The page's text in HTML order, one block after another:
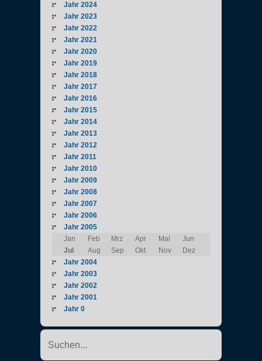
Jahr 2024
Jahr 2023
Jahr 2022
Jahr 2021
Jahr 2020
Jahr 2019
Jahr 2018
Jahr 2017
Jahr 2016
Jahr 2015
Jahr 2014
Jahr 2013
Jahr 2012
Jahr 2011
Jahr 2010
Jahr 2009
Jahr 2008
Jahr 2007
Jahr 2006
Jahr 2005
Jan
Feb Mrz Apr Mai
Jun
Jul
Aug Sep Okt Nov
Dez
Jahr 2004
Jahr 2003
Jahr 2002
Jahr 2001
Jahr 0